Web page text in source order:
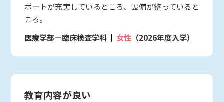
ポートが充実しているところ、設備が整っていると
ころ。
医療学部－臨床検査学科
女性 （2026年度入学）
教育内容が良い